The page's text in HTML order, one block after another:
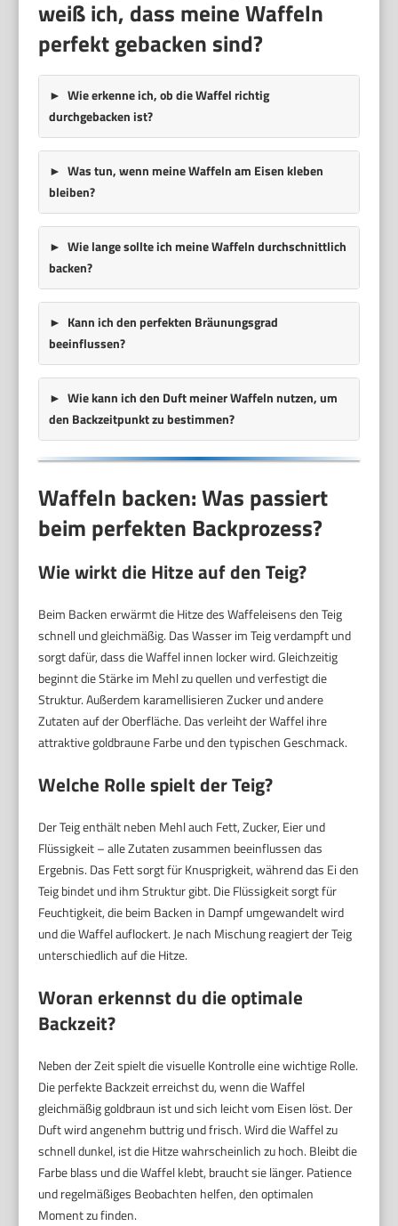
weiß ich, dass meine Waffeln
perfekt gebacken sind?
Wie erkenne ich, ob die Waffel richtig
durchgebacken ist?
Was tun, wenn meine Waffeln am Eisen kleben
bleiben?
Wie lange sollte ich meine Waffeln durchschnittlich
backen?
Kann ich den perfekten Bräunungsgrad
beeinflussen?
Wie kann ich den Duft meiner Waffeln nutzen, um
den Backzeitpunkt zu bestimmen?
Waffeln backen: Was passiert
beim perfekten Backprozess?
Wie wirkt die Hitze auf den Teig?
Beim Backen erwärmt die Hitze des Waffeleisens den Teig
schnell und gleichmäßig. Das Wasser im Teig verdampft und
sorgt dafür, dass die Waffel innen locker wird. Gleichzeitig
beginnt die Stärke im Mehl zu quellen und verfestigt die
Struktur. Außerdem karamellisieren Zucker und andere
Zutaten auf der Oberfläche. Das verleiht der Waffel ihre
attraktive goldbraune Farbe und den typischen Geschmack.
Welche Rolle spielt der Teig?
Der Teig enthält neben Mehl auch Fett, Zucker, Eier und
Flüssigkeit – alle Zutaten zusammen beeinflussen das
Ergebnis. Das Fett sorgt für Knusprigkeit, während das Ei den
Teig bindet und ihm Struktur gibt. Die Flüssigkeit sorgt für
Feuchtigkeit, die beim Backen in Dampf umgewandelt wird
und die Waffel auflockert. Je nach Mischung reagiert der Teig
unterschiedlich auf die Hitze.
Woran erkennst du die optimale
Backzeit?
Neben der Zeit spielt die visuelle Kontrolle eine wichtige Rolle.
Die perfekte Backzeit erreichst du, wenn die Waffel
gleichmäßig goldbraun ist und sich leicht vom Eisen löst. Der
Duft wird angenehm buttrig und frisch. Wird die Waffel zu
schnell dunkel, ist die Hitze wahrscheinlich zu hoch. Bleibt die
Farbe blass und die Waffel klebt, braucht sie länger. Patience
und regelmäßiges Beobachten helfen, den optimalen
Moment zu finden.